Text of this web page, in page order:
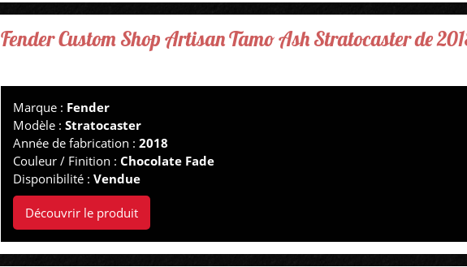
Fender Custom Shop Artisan Tamo Ash Stratocaster de
Marque : Fender
Modèle :Stratocaster
Année de fabrication :2018
Couleur / Finition :Chocolate Fade
Disponibilité :Vendue
Découvrir le produit